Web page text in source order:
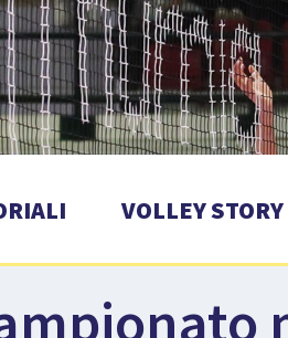
VOLLEY